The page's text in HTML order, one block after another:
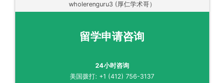
wholerenguru3 (厚仁学术哥）
留学申请咨询
24小时咨询
美国拨打: +1 (412) 756-3137